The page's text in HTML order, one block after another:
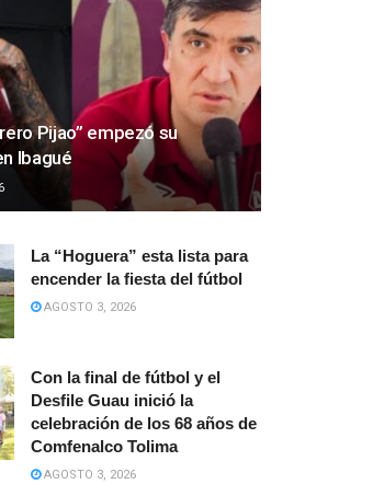
Pijao” empezó su
Ibagué
La “Hoguera” esta lista para
encender la fiesta del fútbol
AGOSTO 3, 2026
Con la final de fútbol y el
Desfile Guau inició la
celebración de los 68 años de
Comfenalco Tolima
AGOSTO 3, 2026